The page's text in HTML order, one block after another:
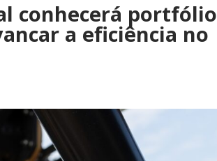
conhecerá portfólio
a eficiência no